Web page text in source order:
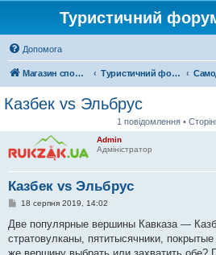
Туристичний
Допомога
Магазин спорядження Туристичний форум «Рюкзак»
Казбек vs Эльбрус
1 повідомлення •
Admin
Адміністратор
Казбек vs Эльбрус
П
в
д
о
18 серпня 2019, 14:02
Две популярные вершины Кавказа —
стратовулканы, пятитысячники,